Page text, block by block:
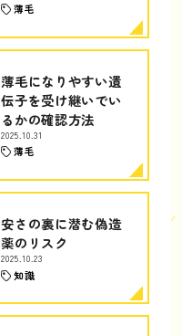
薄毛
薄毛になりやすい遺
伝子を受け継いでい
るかの確認方法
2025.10.31
薄毛
安さの裏に潜む偽造
薬のリスク
2025.10.23
知識